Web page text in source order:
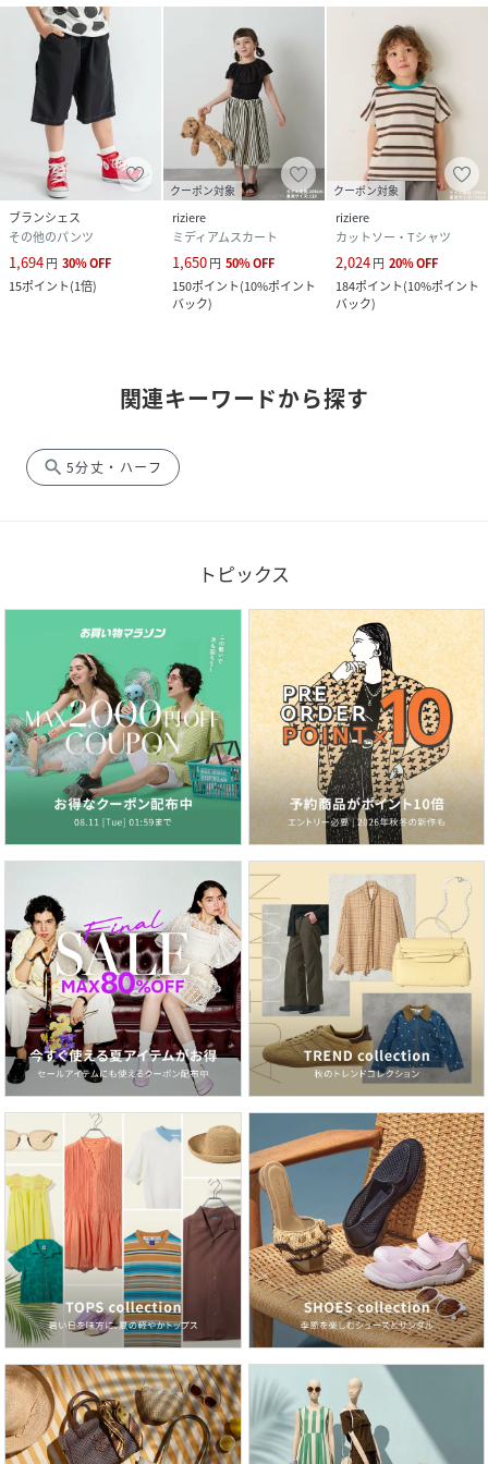
ブランシェス
その他のパンツ
1,694円 30%OFF
15ポイント(1倍)
クーポン対象
riziere
ミディアムスカート
1,650円 50%OFF
150ポイント(10%ポイント
バック)
クーポン対象
riziere
カットソー・Tシャツ
2,024円 20%OFF
184ポイント(10%ポイント
バック)
関連キーワードから探す
search 5分丈・ハーフ
トピックス